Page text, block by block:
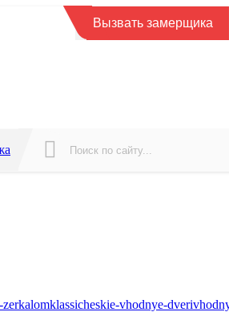
Вызвать замерщика
klassicheskie-vhodnye-dveri